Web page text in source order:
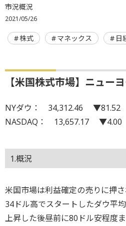
市況概況
2021/05/26
株式 マネックス 日
【米国株式市場】ニュー
NYダウ： 34,312.46 ▼81.52
NASDAQ： 13,657.17 ▼4.00
1.概況
米国市場は利益確定の売りに押さ
34ドル高でスタートしたダウ平
上昇した後昼前に80ドル安程度